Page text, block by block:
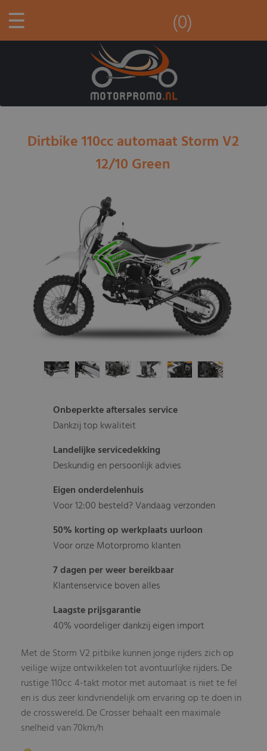
☰ (0)
Dirtbike 110cc automaat Storm V2
12/10 Green
Onbeperkte aftersales service
Dankzij top kwaliteit
Landelijke servicedekking
Deskundig en persoonlijk advies
Eigen onderdelenhuis
Voor 12:00 besteld? Vandaag verzonden
50% korting op werkplaats uurloon
Voor onze Motorpromo klanten
7 dagen per weer bereikbaar
Klantenservice boven alles
Laagste prijsgarantie
40% voordeliger dankzij eigen import
Met de Storm V2 pitbike kunnen jonge rijders zich op
veilige wijze ontwikkelen tot avontuurlijke rijders. De
rustige 110cc 4-takt motor met automaat is niet te fel
en is dus zeer kindvriendelijk om ervaring op te doen in
de crosswereld. De Crosser behaalt een maximale
snelheid van 70km/h